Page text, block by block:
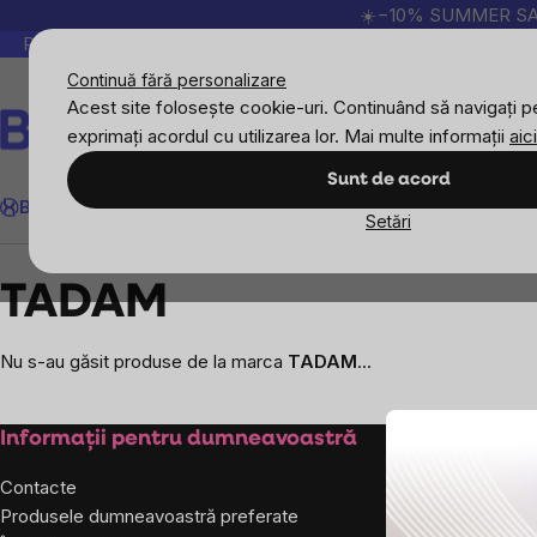
Continuă fără personalizare
Acest site folosește cookie-uri. Continuând să navigați
exprimați acordul cu utilizarea lor. Mai multe informații aici
Sunt de acord
Setări
☀️−10% SUMMER
Peste 200.000 de recenzii verificate Produsele
Căutare
BrainMax
SportImunitateFemeiBărbațiCopiiObiective
TADAM
Nu s-au găsit produse de la marca TADAM...
Subsol
Informații pentru dumneavoastră
Contacte
Produsele dumneavoastră preferate